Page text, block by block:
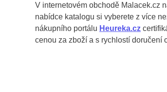
V internetovém obchodě Malacek.cz
nabídce katalogu si vyberete z více
nákupního portálu Heureka.cz
cenou za zboží a s rychlostí doručení